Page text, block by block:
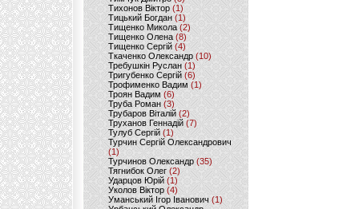
Тихонов Віктор (1)
Тицький Богдан (1)
Тищенко Микола (2)
Тищенко Олена (8)
Тищенко Сергій (4)
Ткаченко Олександр (10)
Требушкін Руслан (1)
Тригубенко Сергій(6)
Трофименко Вадим (1)
Троян Вадим (6)
Труба Роман(3)
Трубаров Віталій (2)
Труханов Геннадій (7)
Тулуб Сергій(1)
Турчин Сергій Олександрович
(1)
Турчинов Олександр(35)
Тягнибок Олег (2)
Ударцов Юрій (1)
Уколов Віктор(4)
Уманський Ігор Іванович(1)